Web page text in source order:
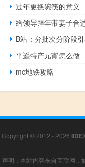
过年更换碗筷的意义
给领导拜年带妻子合
平遥特产元宵怎么做
mc地铁攻略
Copyright © 2012 - 2026
声明：本站内容来自互联网